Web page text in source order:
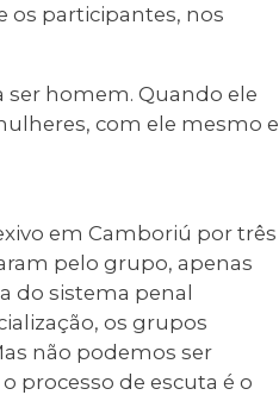
os participantes, nos
ser homem. Quando ele
com ele mesmo e
em Camboriú por três
pelo grupo, apenas
do sistema penal
os grupos
não podemos ser
processo de escuta é o